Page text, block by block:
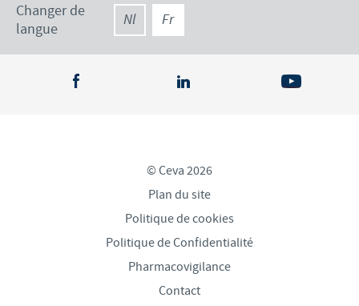
Changer de
langue
Nl Fr
© Ceva 2026
Plan du site
Politique de cookies
Politique de Confidentialité
Pharmacovigilance
Contact